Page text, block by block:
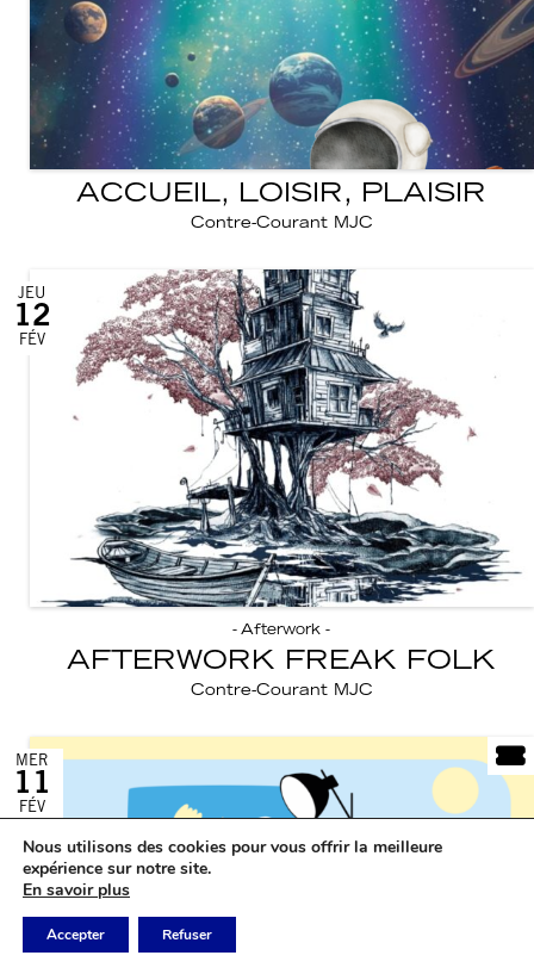
ACCUEIL, LOISIR, PLAISIR
Contre-Courant MJC
- Afterwork -
AFTERWORK FREAK FOLK
Contre-Courant MJC
JEU
12
FÉV
MER
11
FÉV
Nous utilisons des cookies pour vous offrir la meilleure
expérience sur notre site.
En savoir plus
Accepter Refuser